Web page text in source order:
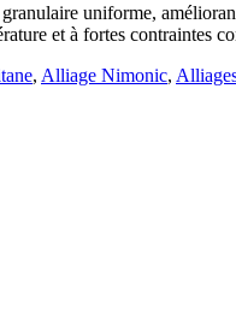
uniforme,
et à fortes contraintes
, Alliage Nimonic,